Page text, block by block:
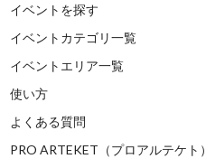
イベントを探す
イベントカテゴリ一覧
イベントエリア一覧
使い方
よくある質問
PRO ARTEKET（プロアルテケト）